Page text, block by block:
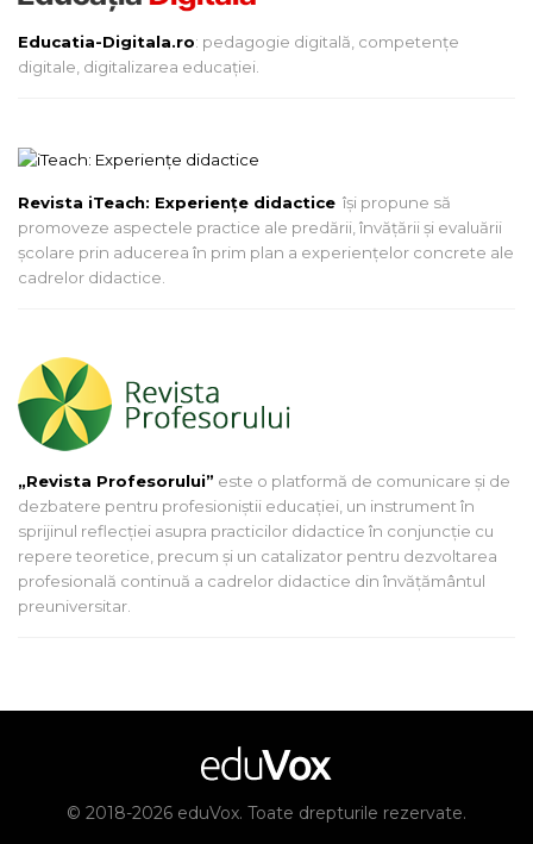
Educatia-Digitala.ro: pedagogie digitală, competențe
digitale, digitalizarea educației.
Revista iTeach: Experienţe didactice îşi propune să
promoveze aspectele practice ale predării, învăţării şi evaluării
şcolare prin aducerea în prim plan a experienţelor concrete ale
cadrelor didactice.
„Revista Profesorului” este o platformă de comunicare și de
dezbatere pentru profesioniștii educației, un instrument în
sprijinul reflecției asupra practicilor didactice în conjuncție cu
repere teoretice, precum și un catalizator pentru dezvoltarea
profesională continuă a cadrelor didactice din învățământul
preuniversitar.
© 2018-2026 eduVox. Toate drepturile rezervate.